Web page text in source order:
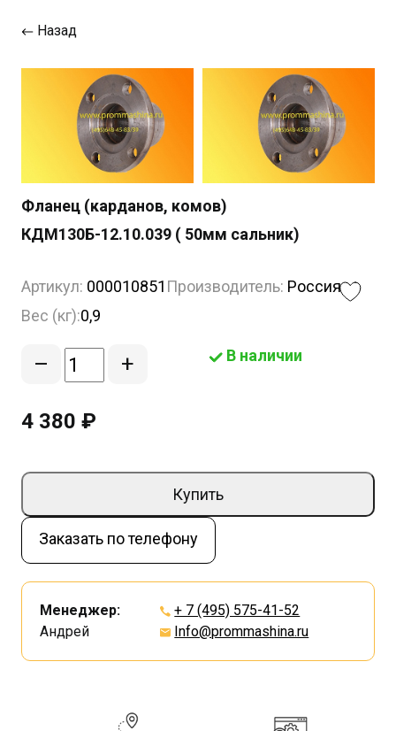
Назад
Фланец (карданов, комов)
КДМ130Б-12.10.039 ( 50мм сальник)
Артикул: 000010851 Производитель: Россия
Вес (кг):0,9
– + В наличии
4 380 ₽
Купить
Заказать по телефону
Менеджер:
Андрей
+ 7 (495) 575-41-52
Info@prommashina.ru